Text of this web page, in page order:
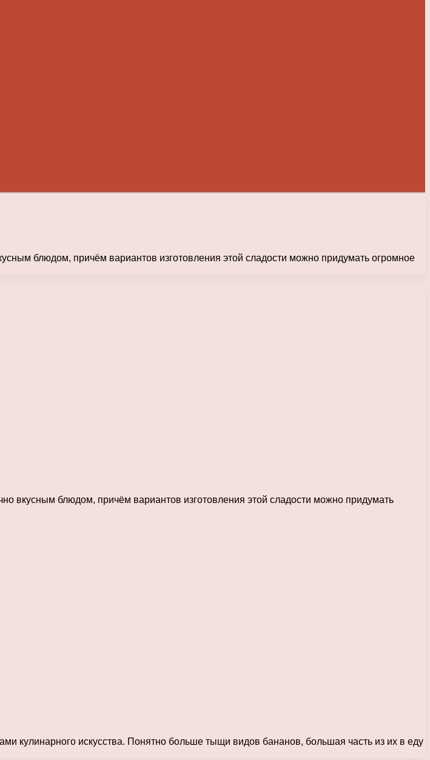
блюдом, причём вариантов изготовления этой сладости можно придумать огромное
вкусным блюдом, причём вариантов изготовления этой сладости можно придумать
кулинарного искусства. Понятно больше тыщи видов бананов, большая часть из их в еду